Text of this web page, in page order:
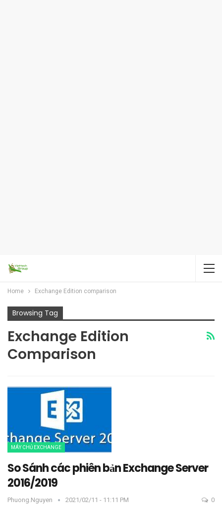
Home Exchange Edition comparison
Browsing Tag
Exchange Edition
Comparison
MÁY CHỦ EXCHANGE
So Sánh các phiên bản Exchange Server
2016/2019
Phuong.nguyen 2021/02/11 - 11:11 PM 0